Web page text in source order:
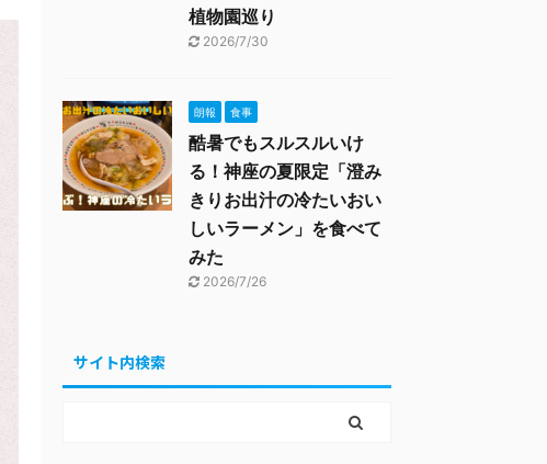
植物園巡り
2026/7/30
朗報 食事
酷暑でもスルスルいけ
る！神座の夏限定「澄み
きりお出汁の冷たいおい
しいラーメン」を食べて
みた
2026/7/26
サイト内検索